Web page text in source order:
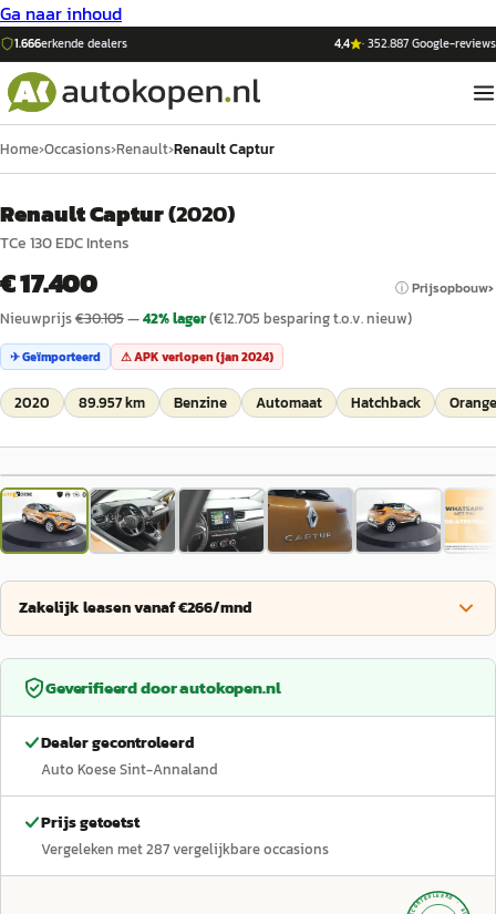
Ga naar inhoud
1.666erkende dealers 4,4 ·352.887Google-reviews
Home›Occasions›Renault›Renault Captur
Renault Captur(2020)
TCe 130 EDC Intens
€ 17.400 ⓘ Prijsopbouw
Nieuwprijs€30.105—42% lager(€12.705 besparing t.o.v. nieuw)
✈ Geïmporteerd ⚠ APK verlopen (jan 2024)
2020 89.957 km Benzine Automaat Hatchback
1/74
Zakelijk leasen vanaf €266/mnd
Geverifieerd doorautokopen.nl
Dealer gecontroleerd
Auto Koese Sint-Annaland
Prijs getoetst
Vergeleken met287vergelijkbare occasions